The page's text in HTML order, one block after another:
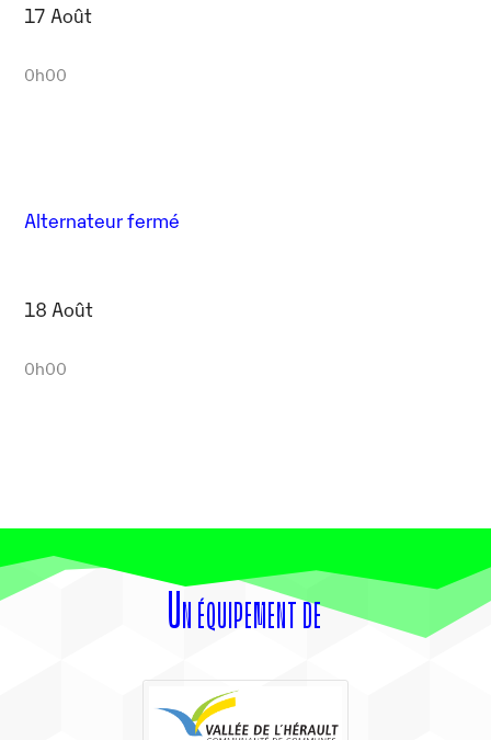
17 Août
0h00
Alternateur fermé
18 Août
0h00
Un équipement de